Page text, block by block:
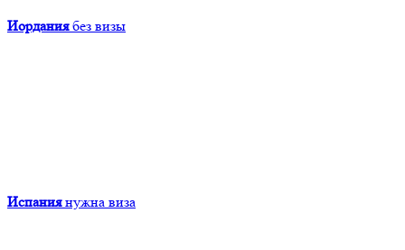
Иордания без визы
Испания нужна виза